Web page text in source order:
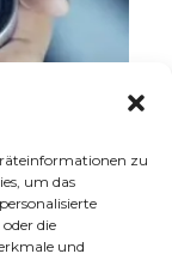
zu
um das
die
und
als nur
die